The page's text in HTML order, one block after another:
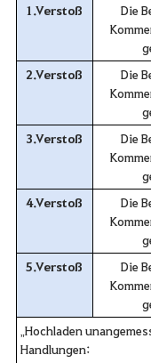
1.Verstoß
Die
2.Verstoß
Die
3.Verstoß
Die
4.Verstoß
Die
5.Verstoß
Die
„Hochladen
Handlungen: